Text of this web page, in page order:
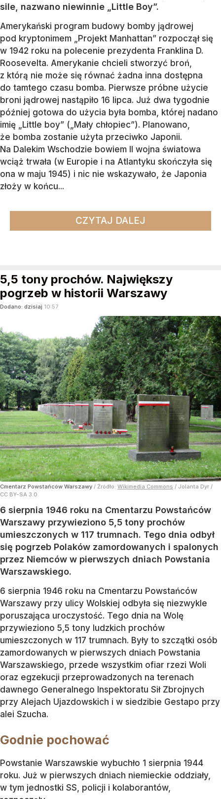
sile, nazwano niewinnie „Little Boy”.
Amerykański program budowy bomby jądrowej
pod kryptonimem „Projekt Manhattan” rozpoczął się
w 1942 roku na polecenie prezydenta Franklina D.
Roosevelta. Amerykanie chcieli stworzyć broń,
z którą nie może się równać żadna inna dostępna
do tamtego czasu bomba. Pierwsze próbne użycie
broni jądrowej nastąpiło 16 lipca. Już dwa tygodnie
później gotowa do użycia była bomba, której nadano
imię „Little boy” („Mały chłopiec”). Planowano,
że bomba zostanie użyta przeciwko Japonii.
Na Dalekim Wschodzie bowiem II wojna światowa
wciąż trwała (w Europie i na Atlantyku skończyła się
ona w maju 1945) i nic nie wskazywało, że Japonia
złoży w końcu...
CZYTAJ DALEJ
5,5 tony prochów. Największy
pogrzeb w historii Warszawy
Dodano: dzisiaj 10:57
Cmentarz Powstańców Warszawy / Źródło: Wikimedia Commons / Jolanta Dyr /
CC BY-SA 3.0
6 sierpnia 1946 roku na Cmentarzu Powstańców
Warszawy przywieziono 5,5 tony prochów
umieszczonych w 117 trumnach. Tego dnia odbył
się pogrzeb Polaków zamordowanych i spalonych
przez Niemców w pierwszych dniach Powstania
Warszawskiego.
6 sierpnia 1946 roku na Cmentarzu Powstańców
Warszawy przy ulicy Wolskiej odbyła się niezwykle
poruszająca uroczystość. Tego dnia na Wolę
przywieziono 5,5 tony ludzkich prochów
umieszczonych w 117 trumnach. Były to szczątki osób
zamordowanych w pierwszych dniach Powstania
Warszawskiego, przede wszystkim ofiar rzezi Woli
oraz egzekucji przeprowadzonych na terenach
dawnego Generalnego Inspektoratu Sił Zbrojnych
przy Alejach Ujazdowskich i w siedzibie Gestapo przy
alei Szucha.
Godnie pochować
Powstanie Warszawskie wybuchło 1 sierpnia 1944
roku. Już w pierwszych dniach niemieckie oddziały,
w tym jednostki SS, policji i kolaborantów,